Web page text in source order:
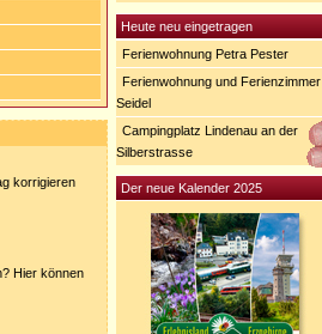
korrigieren
Hier können
Heute neu eingetragen
Ferienwohnung Petra Pester
Ferienwohnung und Ferienzimmer
Seidel
Campingplatz Lindenau an der
Silberstrasse
Der neue Kalender 2025